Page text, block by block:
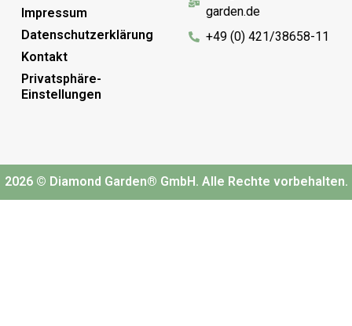
Impressum
Datenschutzerklärung
Kontakt
Privatsphäre-
Einstellungen
garden.de
+49 (0) 421/38658-11
2026 © Diamond Garden® GmbH. Alle Rechte vorbehalten.